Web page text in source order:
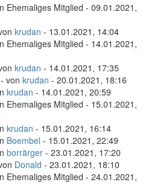
Ehemaliges Mitglied - 09.01.2021,
krudan - 13.01.2021, 14:04
Ehemaliges Mitglied - 14.01.2021,
krudan - 14.01.2021, 17:35
- von krudan - 20.01.2021, 18:16
krudan - 14.01.2021, 20:59
Ehemaliges Mitglied - 15.01.2021,
krudan - 15.01.2021, 16:14
Boembel - 15.01.2021, 22:49
borrärger - 23.01.2021, 17:20
Donald - 23.01.2021, 18:10
Ehemaliges Mitglied - 24.01.2021,